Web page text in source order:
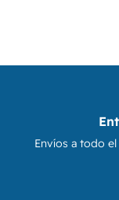
Envíos a todo